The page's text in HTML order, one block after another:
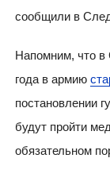
сообщили в
Напомним, что в
года в армию
постановлении
будут пройти
обязательном